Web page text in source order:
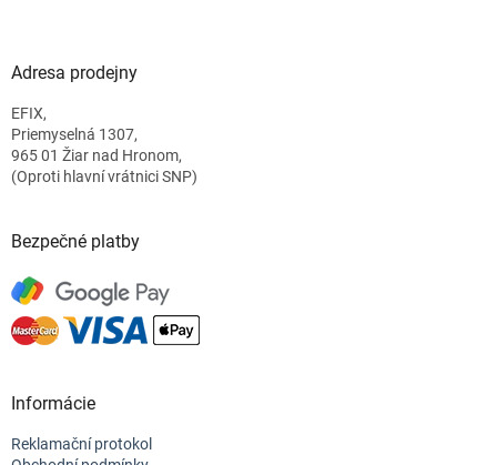
Adresa prodejny
EFIX,
Priemyselná 1307,
965 01 Žiar nad Hronom,
(Oproti hlavní vrátnici SNP)
Bezpečné platby
Informácie
Reklamační protokol